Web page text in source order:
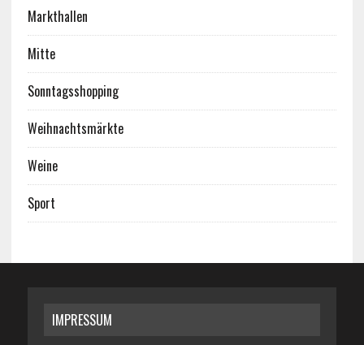
Markthallen
Mitte
Sonntagsshopping
Weihnachtsmärkte
Weine
Sport
IMPRESSUM